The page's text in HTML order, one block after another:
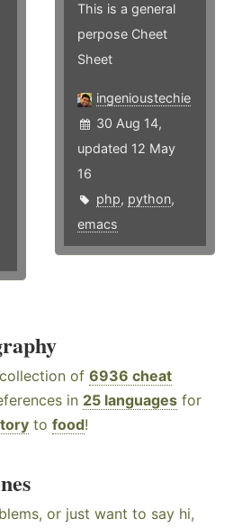
This is a general
perpose Cheet
Sheet
ingenioustechie
30 Aug 14,
updated 12 May
16
php, python,
emacs
of 6936 cheat
in 25 languages for
to food!
or just want to say hi,